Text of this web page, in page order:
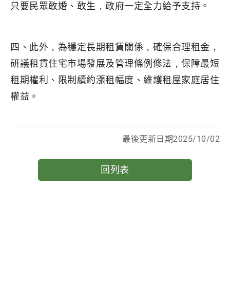
只要民眾敢婚、敢生，政府一定全力給予支持。
四、此外，為穩定長期租賃關係，確保合理租金，
研議租賃住宅市場發展及管理條例修法，保障最短
租期權利、限制續約漲租幅度、維護租屋家庭居住
權益。
最後更新日期2025/10/02
回列表